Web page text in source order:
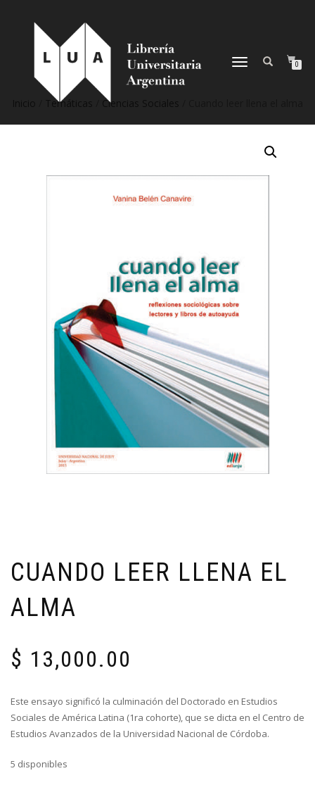
NAVEGACIÓN
0
Temáticas Ciencias Sociales
CUANDO LEER LLENA EL
ALMA
$ 13,000.00
Este ensayo significó la culminación del Doctorado en Estudios
Sociales de América Latina (1ra cohorte), que se dicta en el Centro de
Estudios Avanzados de la Universidad Nacional de Córdoba.
5 disponibles